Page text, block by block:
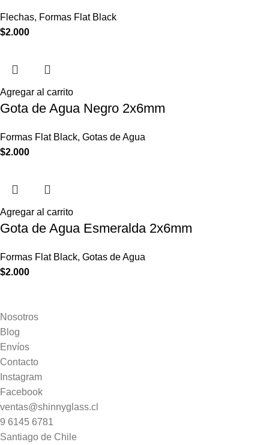
Flechas, Formas Flat Black
$2.000
Agregar al carrito
Gota de Agua Negro 2x6mm
Formas Flat Black, Gotas de Agua
$2.000
Agregar al carrito
Gota de Agua Esmeralda 2x6mm
Formas Flat Black, Gotas de Agua
$2.000
Nosotros
Blog
Envíos
Contacto
Instagram
Facebook
ventas@shinnyglass.cl
9 6145 6781
Santiago de Chile